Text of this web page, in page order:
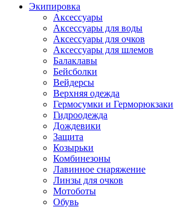
Экипировка
Аксессуары
Аксессуары для воды
Аксессуары для очков
Аксессуары для шлемов
Балаклавы
Бейсболки
Вейдерсы
Верхняя одежда
Гермосумки и Герморюкзаки
Гидроодежда
Дождевики
Защита
Козырьки
Комбинезоны
Лавинное снаряжение
Линзы для очков
Мотоботы
Обувь